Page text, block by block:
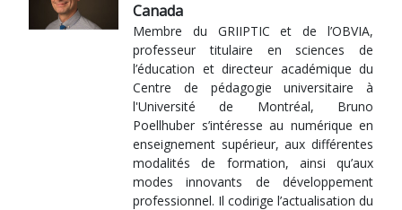
Canada
Membre du GRIIPTIC et de l’OBVIA,
professeur titulaire en sciences de
l’éducation et directeur académique du
Centre de pédagogie universitaire à
l'Université de Montréal, Bruno
Poellhuber s’intéresse au numérique en
enseignement supérieur, aux différentes
modalités de formation, ainsi qu’aux
modes innovants de développement
professionnel. Il codirige l’actualisation du